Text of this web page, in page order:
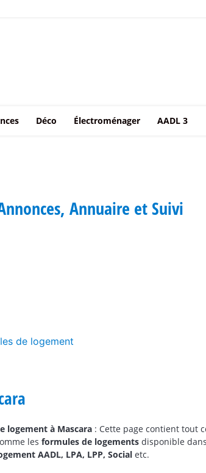
Déco Électroménager AADL 3
Annuaire et Suivi
de logement
logement à Mascara : Cette page contient tout
les formules de logements disponible
AADL, LPA, LPP, Social etc.